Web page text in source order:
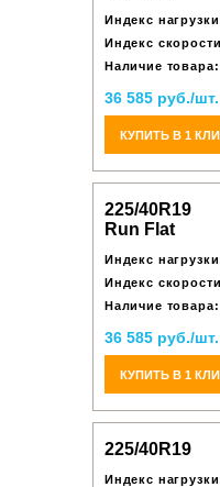
Индекс
Индекс
Наличие товара:
36 585 руб./шт.
КУПИТЬ В 1
225/40R19
Run Flat
Индекс
Индекс
Наличие товара:
36 585 руб./шт.
КУПИТЬ В 1
225/40R19
Индекс